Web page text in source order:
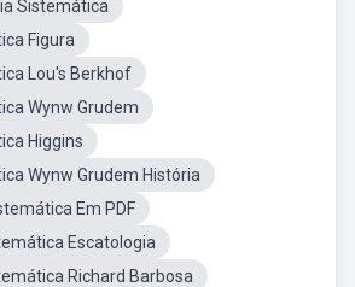
Sistemática
Figura
Lou's Berkhof
Wynw Grudem
Higgins
Wynw Grudem História
Em PDF
Escatologia
Richard Barbosa